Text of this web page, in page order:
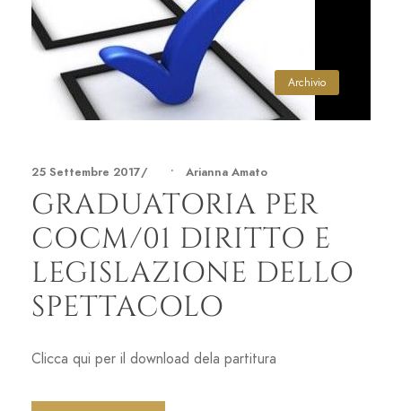
Archivio
25 Settembre 2017 • Arianna Amato
GRADUATORIA PER
COCM/01 DIRITTO E
LEGISLAZIONE DELLO
SPETTACOLO
Clicca qui per il download dela partitura